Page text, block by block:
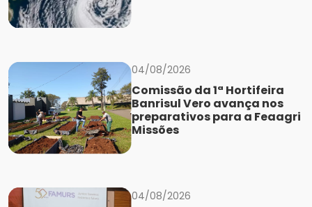
04/08/2026
Comissão da 1ª Hortifeira
Banrisul Vero avança nos
preparativos para a Feaagri
Missões
04/08/2026